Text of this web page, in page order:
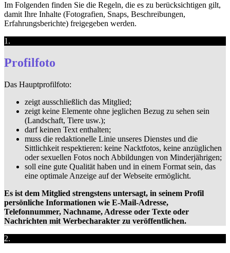
Im Folgenden finden Sie die Regeln, die es zu berücksichtigen gilt,
damit Ihre Inhalte (Fotografien, Snaps, Beschreibungen,
Erfahrungsberichte) freigegeben werden.
1.
Profilfoto
Das Hauptprofilfoto:
zeigt ausschließlich das Mitglied;
zeigt keine Elemente ohne jeglichen Bezug zu sehen sein
(Landschaft, Tiere usw.);
darf keinen Text enthalten;
muss die redaktionelle Linie unseres Dienstes und die
Sittlichkeit respektieren: keine Nacktfotos, keine anzüglichen
oder sexuellen Fotos noch Abbildungen von Minderjährigen;
soll eine gute Qualität haben und in einem Format sein, das
eine optimale Anzeige auf der Webseite ermöglicht.
Es ist dem Mitglied strengstens untersagt, in seinem Profil
persönliche Informationen wie E-Mail-Adresse,
Telefonnummer, Nachname, Adresse oder Texte oder
Nachrichten mit Werbecharakter zu veröffentlichen.
2.